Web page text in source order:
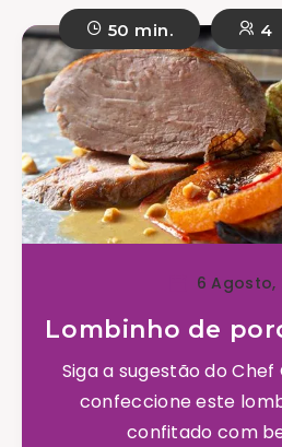
50 min. 4
6 Agosto,
Lombinho de
Siga a sugestão do
confeccione este
confitado com